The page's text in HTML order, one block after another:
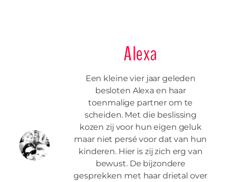
Alexa
Een kleine vier jaar geleden
besloten Alexa en haar
toenmalige partner om te
scheiden. Met die beslissing
kozen zij voor hun eigen geluk
maar niet persé voor dat van hun
kinderen. Hier is zij zich erg van
bewust. De bijzondere
gesprekken met haar drietal over